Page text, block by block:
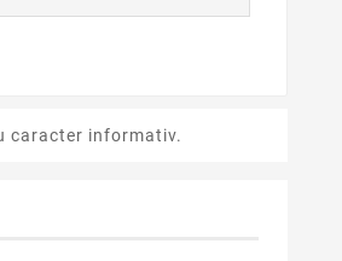
caracter informativ.